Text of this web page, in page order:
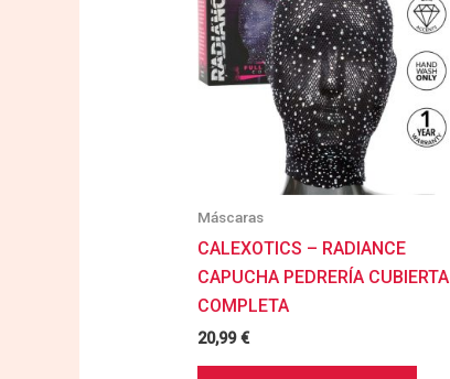
Máscaras
CALEXOTICS – RADIANCE
CAPUCHA PEDRERÍA CUBIERTA
COMPLETA
20,99€